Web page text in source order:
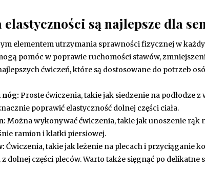
są najlepsze dla
elementem utrzymania sprawności fizycznej w
pomóc w poprawie ruchomości stawów,
ćwiczeń, które są dostosowane do potrzeb
nóg: Proste ćwiczenia, takie jak siedzenie na podłodze
poprawić elastyczność dolnej części ciała.
Można wykonywać ćwiczenia, takie jak unoszenie rąk
ramion i klatki piersiowej.
Ćwiczenia, takie jak leżenie na plecach i przyciąganie
dolnej części pleców. Warto także sięgnąć po delikatne